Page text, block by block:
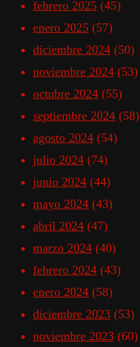
febrero 2025 (45)
enero 2025 (57)
diciembre 2024 (50)
noviembre 2024 (53)
octubre 2024 (55)
septiembre 2024 (58)
agosto 2024 (54)
julio 2024 (74)
junio 2024 (44)
mayo 2024 (43)
abril 2024 (47)
marzo 2024 (40)
febrero 2024 (43)
enero 2024 (58)
diciembre 2023 (53)
noviembre 2023 (60)